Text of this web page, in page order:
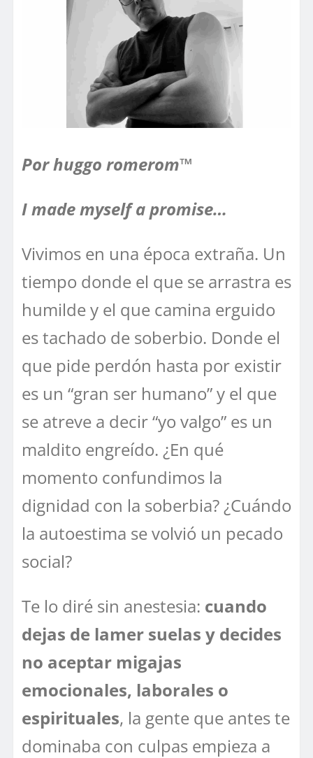
Por huggo romerom™
I made myself a promise…
Vivimos en una época extraña. Un
tiempo donde el que se arrastra es
humilde y el que camina erguido
es tachado de soberbio. Donde el
que pide perdón hasta por existir
es un “gran ser humano” y el que
se atreve a decir “yo valgo” es un
maldito engreído. ¿En qué
momento confundimos la
dignidad con la soberbia? ¿Cuándo
la autoestima se volvió un pecado
social?
Te lo diré sin anestesia: cuando
dejas de lamer suelas y decides
no aceptar migajas
emocionales, laborales o
espirituales, la gente que antes te
dominaba con culpas empieza a